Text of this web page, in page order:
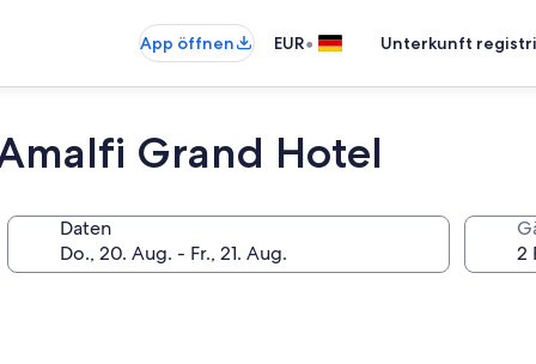
App öffnen EUR• Unterkunft
Grand Hotel
Daten